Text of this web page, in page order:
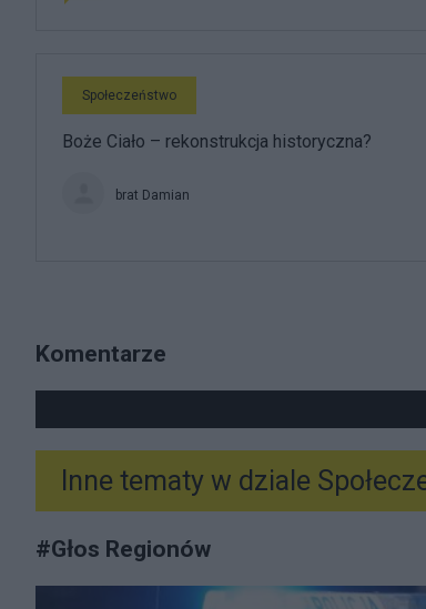
Społeczeństwo
Boże Ciało – rekonstrukcja historyczna?
brat Damian
Komentarze
Inne tematy w dziale
#Głos Regionów